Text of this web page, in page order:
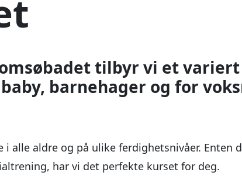
aldre og på ulike ferdighetsnivåer. Enten du
har vi det perfekte kurset for deg.
8 UKER